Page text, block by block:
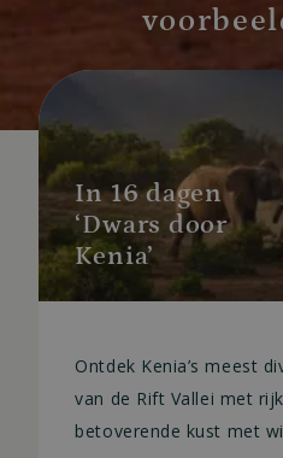
In 16 dagen
‘Dwars door
Kenia’
Ontdek Kenia’s meest
van de Rift Vallei met
betoverende kust met